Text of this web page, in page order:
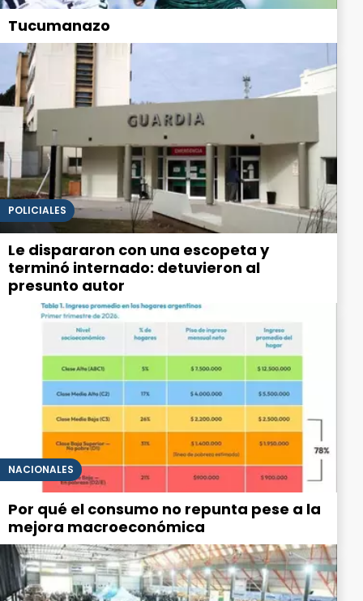
Tucumanazo
POLICIALES
Le dispararon con una escopeta y
terminó internado: detuvieron al
presunto autor
NACIONALES
Por qué el consumo no repunta pese a la
mejora macroeconómica